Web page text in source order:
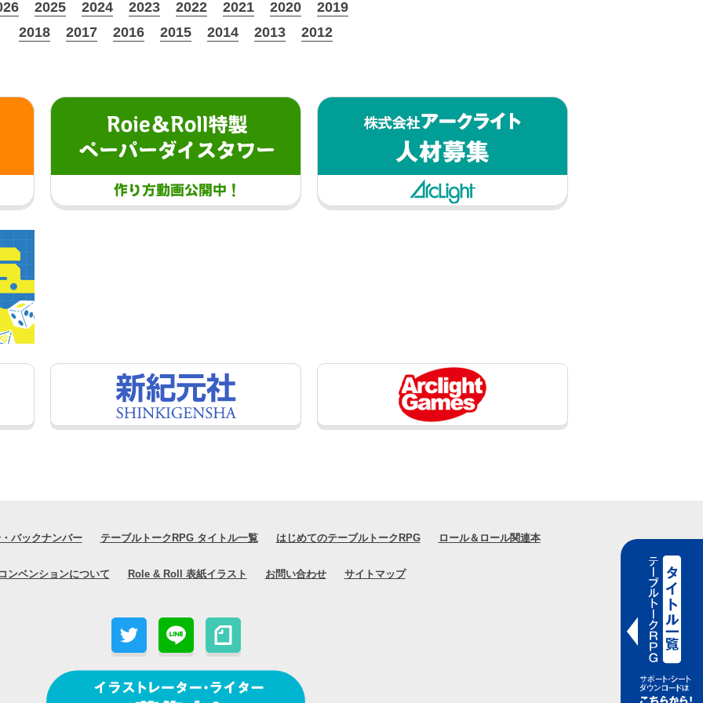
2025 2024 2023 2022 2021 2020
2019
2018
2017 2016 2015 2014 2013 2012
バックナンバー テーブルトークRPG タイトル一覧 はじめてのテーブルトークRPG ロール＆ロール関連本
ンベンションについて Role & Roll 表紙イラスト お問い合わせ サイトマップ